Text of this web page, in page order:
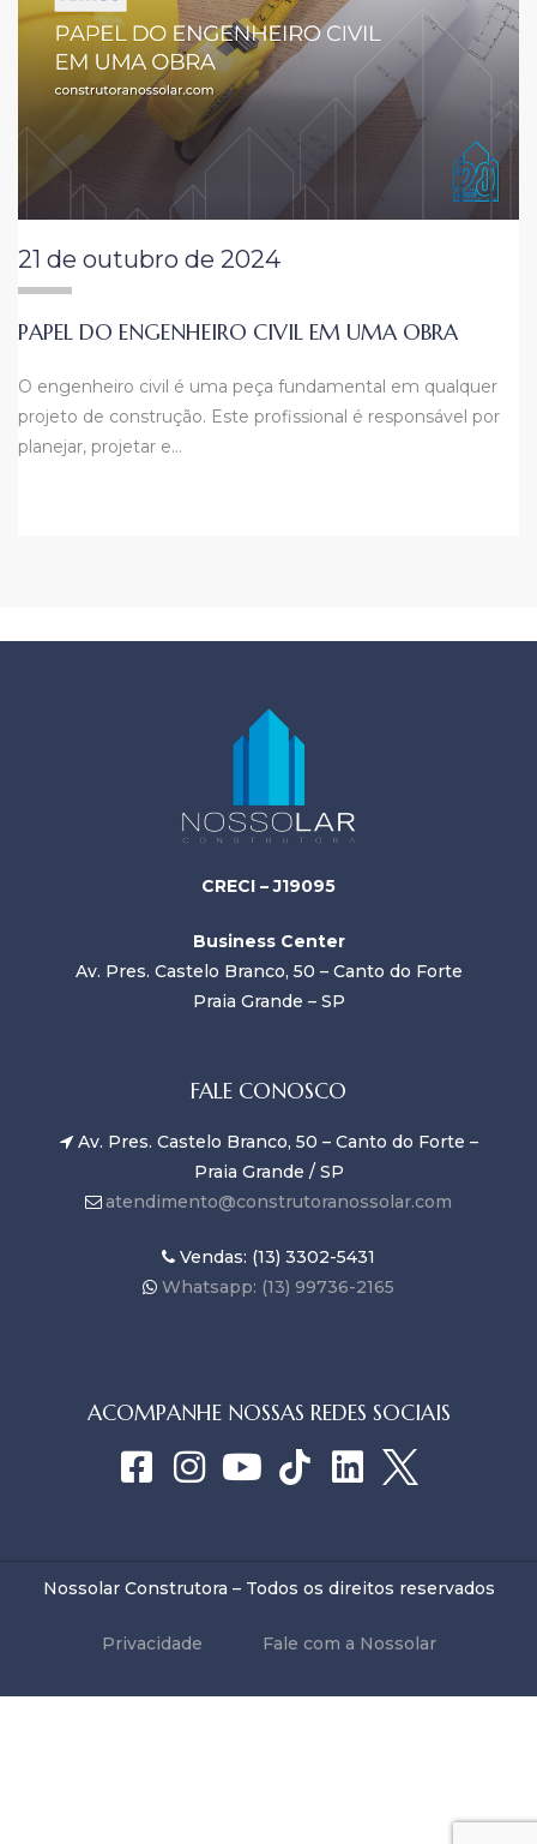
21 de outubro de 2024
PAPEL DO ENGENHEIRO CIVIL EM UMA OBRA
O engenheiro civil é uma peça fundamental em qualquer
projeto de construção. Este profissional é responsável por
planejar, projetar e…
CRECI – J19095
Business Center
Av. Pres. Castelo Branco, 50 – Canto do Forte
Praia Grande – SP
FALE CONOSCO
Av. Pres. Castelo Branco, 50 – Canto do Forte –
Praia Grande / SP
atendimento@construtoranossolar.com
Vendas: (13) 3302-5431
Whatsapp: (13) 99736-2165
ACOMPANHE NOSSAS REDES SOCIAIS
Nossolar Construtora – Todos os direitos reservados
Privacidade Fale com a Nossolar